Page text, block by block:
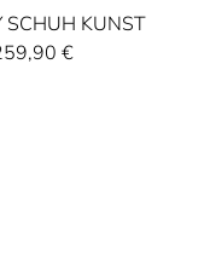
SCHUH KUNST
€